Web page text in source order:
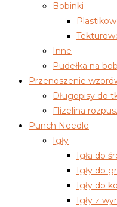
Bobinki
Inne
Pudełka na
Przenoszenie
Długopisy do
Flizelina
Punch Needle
Igły
Igła do
Igły do
Igły do
Igły z